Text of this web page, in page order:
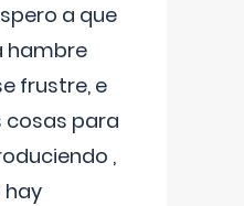
a que
hambre
frustre, e
cosas para
,
hay